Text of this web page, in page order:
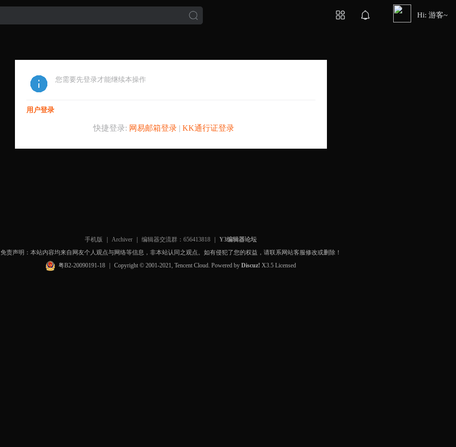
Hi: 游客~
您需要先登录才能继续本操作
用户登录
快捷登录: 网易邮箱登录| KK通行证登录
手机版 Archiver 编辑器交流群：656413818
Y3编辑器论坛
免责声明：本站内容均来自网友个人观点与网络等信息，非本站认同之观点。如有侵犯了您的权益，请联系网站客服修改或删除！
粤B2-20090191-18
Copyright © 2001-2021, Tencent Cloud. Powered byDiscuz! X3.5 Licensed